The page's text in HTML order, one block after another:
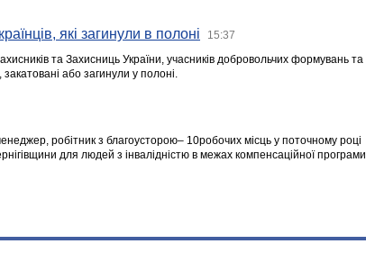
які загинули в полоні 15:37
та Захисниць України, учасників добровольчих формувань та
закатовані або загинули у полоні.
робітник з благоусторою– 10робочих місць у поточному році
для людей з інвалідністю в межах компенсаційної програми